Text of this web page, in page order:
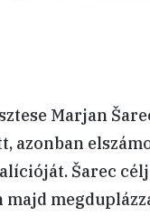
Marjan
azonban
Šarec